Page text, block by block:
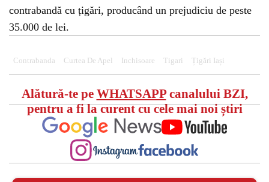
contrabandă cu țigări, producând un prejudiciu de peste
35.000 de lei.
Contrabanda Curtea De Apel Inchisoare Tigari Țigări Iași
Alătură-te pe WHATSAPPcanalului BZI,
pentru a fi la curent cu cele mai noi știri